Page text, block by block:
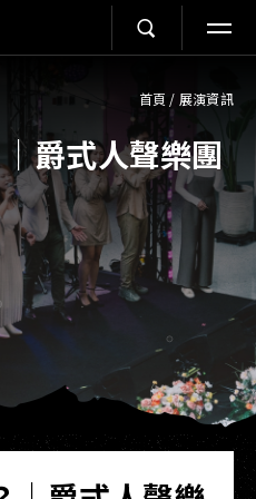
首頁 / 展演資訊
爵式人聲樂團